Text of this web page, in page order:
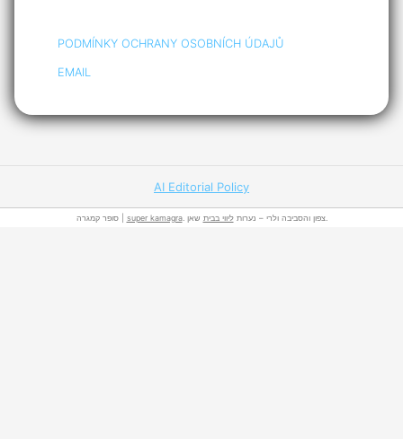
PODMÍNKY OCHRANY OSOBNÍCH ÚDAJŮ
EMAIL
AI Editorial Policy
סופר קמגרה | super kamagra . צפון והסביבה ולרי – נערותליווי בבית שאן.